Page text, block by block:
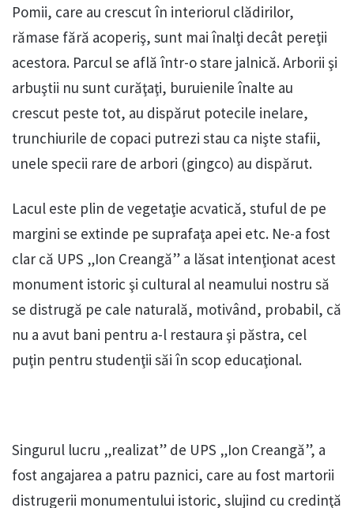
Pomii, care au crescut în interiorul clădirilor,
rămase fără acoperiş, sunt mai înalţi decât pereţii
acestora. Parcul se află într-o stare jalnică. Arborii şi
arbuştii nu sunt curăţaţi, buruienile înalte au
crescut peste tot, au dispărut potecile inelare,
trunchiurile de copaci putrezi stau ca nişte stafii,
unele specii rare de arbori (gingco) au dispărut.
Lacul este plin de vegetaţie acvatică, stuful de pe
margini se extinde pe suprafaţa apei etc. Ne-a fost
clar că UPS „Ion Creangă” a lăsat intenţionat acest
monument istoric şi cultural al neamului nostru să
se distrugă pe cale naturală, motivând, probabil, că
nu a avut bani pentru a-l restaura şi păstra, cel
puţin pentru studenţii săi în scop educaţional.
Singurul lucru „realizat” de UPS „Ion Creangă”, a
fost angajarea a patru paznici, care au fost martorii
distrugerii monumentului istoric, slujind cu credinţă